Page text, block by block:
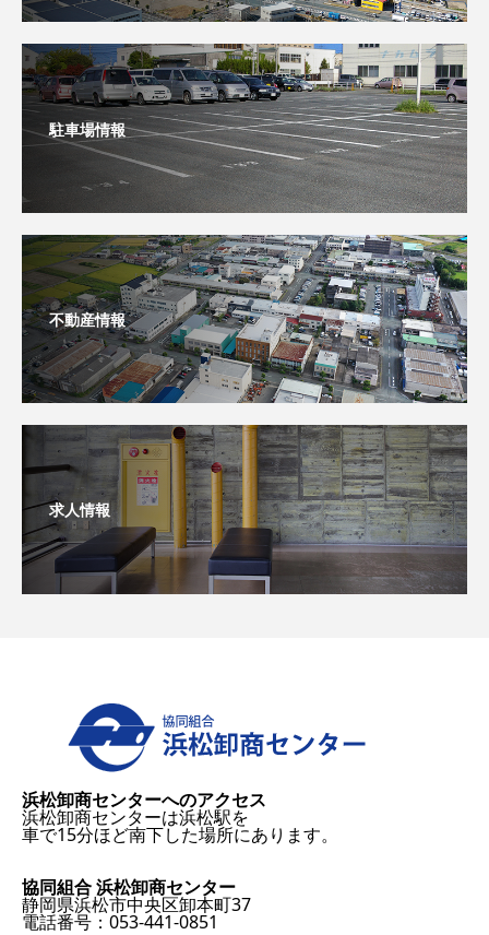
駐車場情報
不動産情報
求人情報
浜松卸商センターへのアクセス
浜松卸商センターは浜松駅を
車で15分ほど南下した場所にあります。
協同組合 浜松卸商センター
静岡県浜松市中央区卸本町37
電話番号：053-441-0851